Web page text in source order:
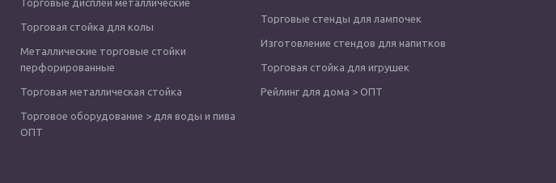
Торговая стойка для колы
Металлические торговые стойки
перфорированные
Торговая металлическая стойка
Торговое оборудование > для воды и пива
ОПТ
Торговые стенды для лампочек
Изготовление стендов для напитков
Торговая стойка для игрушек
Рейлинг для дома > ОПТ